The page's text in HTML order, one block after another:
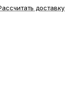
доставку